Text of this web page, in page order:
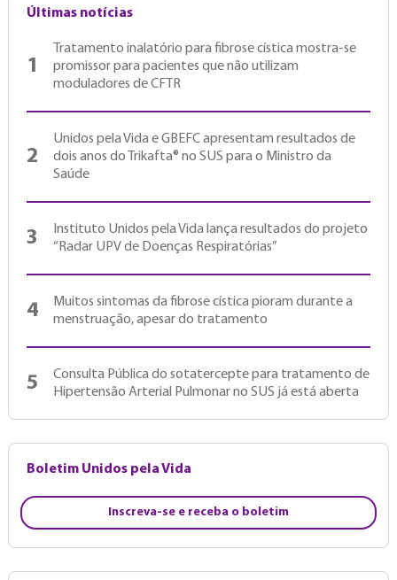
Últimas notícias
1
Tratamento inalatório para fibrose cística mostra-se
promissor para pacientes que não utilizam
moduladores de CFTR
2
Unidos pela Vida e GBEFC apresentam resultados de
dois anos do Trikafta® no SUS para o Ministro da
Saúde
3
Instituto Unidos pela Vida lança resultados do projeto
“Radar UPV de Doenças Respiratórias”
4
Muitos sintomas da fibrose cística pioram durante a
menstruação, apesar do tratamento
5
Consulta Pública do sotatercepte para tratamento de
Hipertensão Arterial Pulmonar no SUS já está aberta
Boletim Unidos pela Vida
Inscreva-se e receba o boletim